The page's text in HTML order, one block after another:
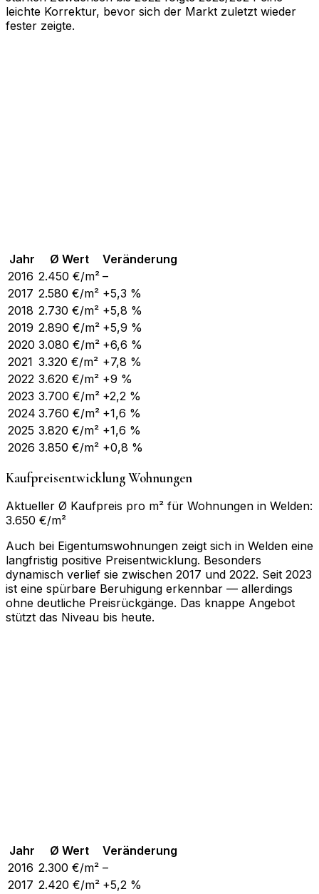
leichte Korrektur, bevor sich der Markt zuletzt wieder
fester zeigte.
Jahr Ø Wert
Veränderung
2016 2.450 €/m² –
2017 2.580 €/m² +5,3 %
2018 2.730 €/m² +5,8 %
2019 2.890 €/m² +5,9 %
2020 3.080 €/m² +6,6 %
2021 3.320 €/m² +7,8 %
2022 3.620 €/m² +9 %
2023 3.700 €/m² +2,2 %
2024 3.760 €/m² +1,6 %
2025 3.820 €/m² +1,6 %
2026 3.850 €/m² +0,8 %
Kaufpreisentwicklung Wohnungen
Aktueller Ø Kaufpreis pro m² für Wohnungen in Welden:
3.650 €/m²
Auch bei Eigentumswohnungen zeigt sich in Welden eine
langfristig positive Preisentwicklung. Besonders
dynamisch verlief sie zwischen 2017 und 2022. Seit 2023
ist eine spürbare Beruhigung erkennbar — allerdings
ohne deutliche Preisrückgänge. Das knappe Angebot
stützt das Niveau bis heute.
Jahr Ø Wert
Veränderung
2016 2.300 €/m² –
2017 2.420 €/m² +5,2 %